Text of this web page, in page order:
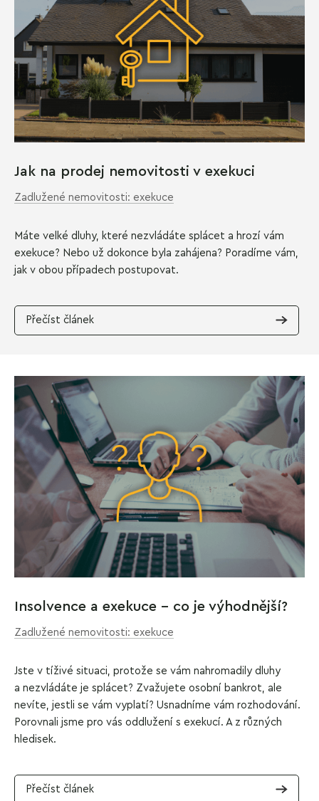
Jak na prodej nemovitosti v exekuci
Zadlužené nemovitosti: exekuce
Máte velké dluhy, které nezvládáte splácet a hrozí vám
exekuce? Nebo už dokonce byla zahájena? Poradíme vám,
jak v obou případech postupovat.
Přečíst článek
Insolvence a exekuce –⁠ co je výhodnější?
Zadlužené nemovitosti: exekuce
Jste v tíživé situaci, protože se vám nahromadily dluhy
a nezvládáte je splácet? Zvažujete osobní bankrot, ale
nevíte, jestli se vám vyplatí? Usnadníme vám rozhodování.
Porovnali jsme pro vás oddlužení s exekucí. A z různých
hledisek.
Přečíst článek